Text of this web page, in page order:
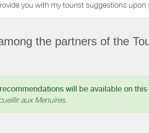
you with my tourist suggestions upon
the partners of the
will be available on this
aux Menuires.